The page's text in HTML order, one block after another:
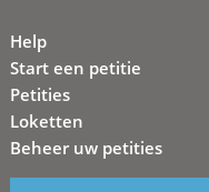
Help
Start een petitie
Petities
Loketten
Beheer uw petities